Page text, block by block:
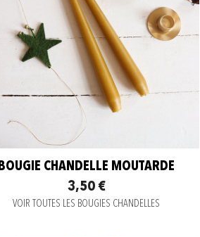
BOUGIE CHANDELLE MOUTARDE
3,50 €
VOIR TOUTES LES BOUGIES CHANDELLES